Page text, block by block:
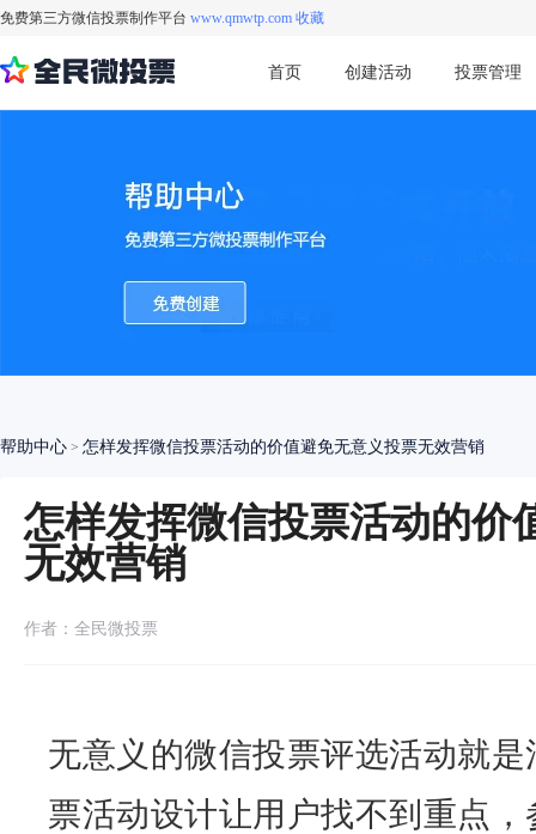
免费第三方微信投票制作平台 www.qmwtp.com 收藏
首页 创建活动 投票管理
帮助中心 > 怎样发挥微信投票活动的价值避免无意义投票无效营销
怎样发挥微信投票活动的价
无效营销
作者：全民微投票
无意义的微信投票评选活动就
票活动设计让用户找不到重点